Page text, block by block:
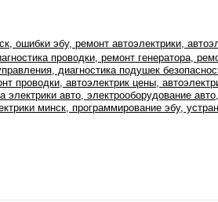
ошибки эбу, ремонт автоэлектрики,
проводки, ремонт генератора,
диагностика подушек
проводки, автоэлектрик цены,
авто, электрооборудование
минск, программирование эбу,